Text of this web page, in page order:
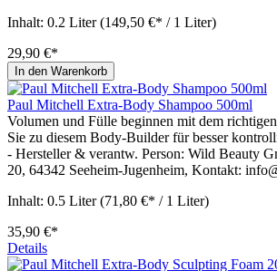
Inhalt: 0.2 Liter(149,50 €* / 1 Liter)
29,90 €*
In den Warenkorb
Paul Mitchell Extra-Body Shampoo 500ml
Volumen und Fülle beginnen mit dem
Sie zu diesem Body-Builder für besser
- Hersteller & verantw. Person: Wild Beauty
20, 64342 Seeheim-Jugenheim, Kontakt:
Inhalt: 0.5 Liter(71,80 €* / 1 Liter)
35,90 €*
Details